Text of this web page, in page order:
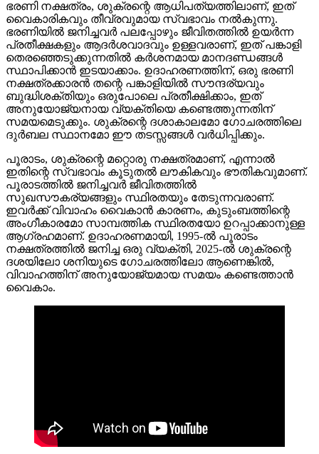
ഭരണി നക്ഷത്രം, ശുക്രന്റെ ആധിപത്യത്തിലാണ്, ഇത്
വൈകാരികവും തീവ്രവുമായ സ്വഭാവം നൽകുന്നു.
ഭരണിയിൽ ജനിച്ചവർ പലപ്പോഴും ജീവിതത്തിൽ ഉയർന്ന
പ്രതീക്ഷകളും ആദർശവാദവും ഉള്ളവരാണ്, ഇത് പങ്കാളി
തെരഞ്ഞെടുക്കുന്നതിൽ കർശനമായ മാനദണ്ഡങ്ങൾ
സ്ഥാപിക്കാൻ ഇടയാക്കാം. ഉദാഹരണത്തിന്, ഒരു ഭരണി
നക്ഷത്രക്കാരൻ തന്റെ പങ്കാളിയിൽ സൗന്ദര്യവും
ബുദ്ധിശക്തിയും ഒരുപോലെ പ്രതീക്ഷിക്കാം, ഇത്
അനുയോജ്യനായ വ്യക്തിയെ കണ്ടെത്തുന്നതിന്
സമയമെടുക്കും. ശുക്രന്റെ ദശാകാലമോ ഗോചരത്തിലെ
ദുർബല സ്ഥാനമോ ഈ തടസ്സങ്ങൾ വർധിപ്പിക്കും.
പൂരാടം, ശുക്രന്റെ മറ്റൊരു നക്ഷത്രമാണ്, എന്നാൽ
ഇതിന്റെ സ്വഭാവം കൂടുതൽ ലൗകികവും ഭൗതികവുമാണ്.
പൂരാടത്തിൽ ജനിച്ചവർ ജീവിതത്തിൽ
സുഖസൗകര്യങ്ങളും സ്ഥിരതയും തേടുന്നവരാണ്.
ഇവർക്ക് വിവാഹം വൈകാൻ കാരണം, കുടുംബത്തിന്റെ
അംഗീകാരമോ സാമ്പത്തിക സ്ഥിരതയോ ഉറപ്പാക്കാനുള്ള
ആഗ്രഹമാണ്. ഉദാഹരണമായി, 1995-ൽ പൂരാടം
നക്ഷത്രത്തിൽ ജനിച്ച ഒരു വ്യക്തി, 2025-ൽ ശുക്രന്റെ
ദശയിലോ ശനിയുടെ ഗോചരത്തിലോ ആണെങ്കിൽ,
വിവാഹത്തിന് അനുയോജ്യമായ സമയം കണ്ടെത്താൻ
വൈകാം.